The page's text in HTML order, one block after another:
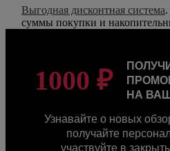
Выгодная дисконтная система
суммы покупки и
1000 ₽
НА
Узнавайте о новых
получайте
участвуйте в